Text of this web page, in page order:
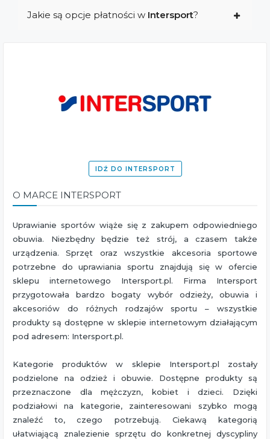
Jakie są opcje płatności w Intersport?
IDŹ DO INTERSPORT
O MARCE INTERSPORT
Uprawianie sportów wiąże się z zakupem odpowiedniego
obuwia. Niezbędny będzie też strój, a czasem także
urządzenia. Sprzęt oraz wszystkie akcesoria sportowe
potrzebne do uprawiania sportu znajdują się w ofercie
sklepu internetowego Intersport.pl. Firma Intersport
przygotowała bardzo bogaty wybór odzieży, obuwia i
akcesoriów do różnych rodzajów sportu – wszystkie
produkty są dostępne w sklepie internetowym działającym
pod adresem: Intersport.pl.
Kategorie produktów w sklepie Intersport.pl zostały
podzielone na odzież i obuwie. Dostępne produkty są
przeznaczone dla mężczyzn, kobiet i dzieci. Dzięki
podziałowi na kategorie, zainteresowani szybko mogą
znaleźć to, czego potrzebują. Ciekawą kategorią
ułatwiającą znalezienie sprzętu do konkretnej dyscypliny